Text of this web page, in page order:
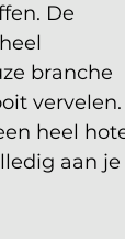
De
branche
vervelen.
heel
aan je